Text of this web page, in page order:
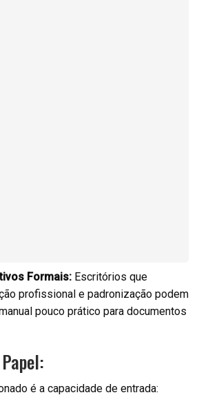
Formais: Escritórios que
profissional e padronização podem
pouco prático para documentos
é a capacidade de entrada: